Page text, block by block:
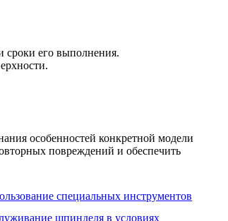
сроки его выполнения.
особенностей конкретной модели
повреждений и обеспечить
специальных инструментов
шпинделя в условиях